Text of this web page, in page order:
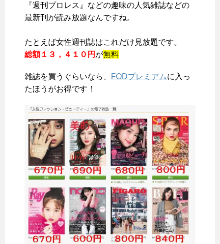
『週刊プロレス』などの趣味の人気雑誌などの
最新刊が読み放題なんですね。
たとえば女性週刊誌はこれだけ見放題です。
総額１３，４１０円 が無料
雑誌を買うぐらいなら、 FODプレミアムに入っ
たほうがお得です！